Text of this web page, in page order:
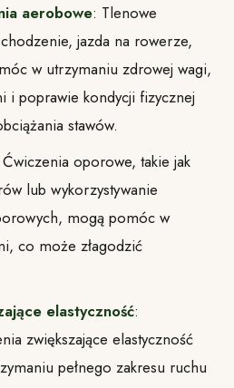
aerobowe: Tlenowe
jazda na rowerze,
w utrzymaniu zdrowej wagi,
i poprawie kondycji fizycznej
stawów.
oporowe, takie jak
lub wykorzystywanie
mogą pomóc w
co może złagodzić
elastyczność:
zwiększające elastyczność
pełnego zakresu ruchu